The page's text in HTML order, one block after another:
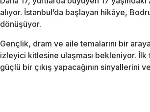
alıyor. İstanbul’da başlayan hikâye,
dönüşüyor.
Gençlik, dram ve aile temalarını bir
izleyici kitlesine ulaşması bekleniyor.
güçlü bir çıkış yapacağının sinyallerini